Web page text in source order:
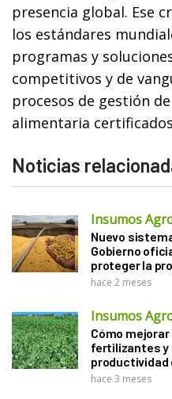
presencia global. Ese
los estándares
programas y
competitivos y de
procesos de gestión
alimentaria
Noticias
Insumos
Nuevo
Gobierno
proteger la
hace 2 meses
Insumos
Cómo
fertilizantes y
productividad
hace 3 meses